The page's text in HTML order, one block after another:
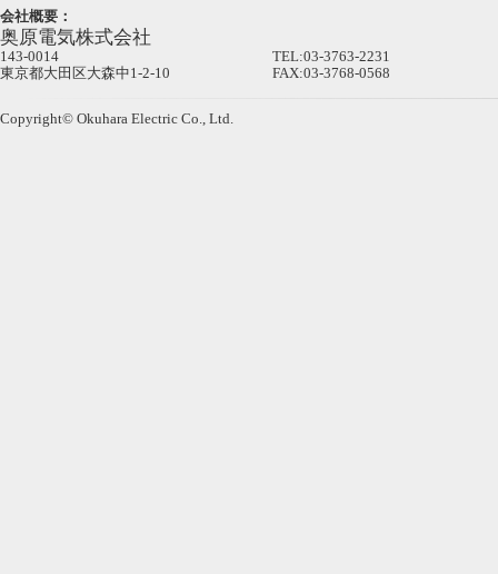
会社概要：
奥原電気株式会社
143-0014
東京都大田区大森中1-2-10
TEL:03-3763-2231
FAX:03-3768-0568
Copyright© Okuhara Electric Co., Ltd.